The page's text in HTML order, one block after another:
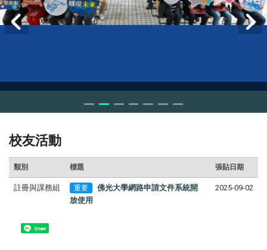
校友活動
類別 標題 張貼日期
註冊與課務組 重要
佛光大學網路申請文件系統開
放使用
2025-09-02
Share